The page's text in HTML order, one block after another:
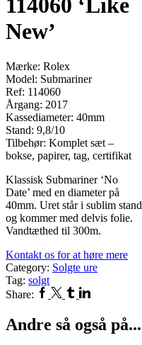
114060 ‘Like
New’
Mærke: Rolex
Model: Submariner
Ref: 114060
Årgang: 2017
Kassediameter: 40mm
Stand: 9,8/10
Tilbehør: Komplet sæt –
bokse, papirer, tag, certifikat
Klassisk Submariner ‘No
Date’ med en diameter på
40mm. Uret står i sublim stand
og kommer med delvis folie.
Vandtæthed til 300m.
Kontakt os for at høre mere
Category: Solgte ure
Tag: solgt
Share: Facebook
Twitter
TumblrLinkedin
Andre så også på...